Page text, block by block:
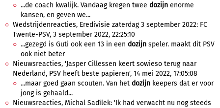
...de coach kwalijk. Vandaag kregen twee dozijn enorme
kansen, en geven we...
Wedstrijdenreacties, Eredivisie zaterdag 3 september 2022: FC
Twente-PSV, 3 september 2022, 22:25:10
...gezegd is Guti ook een 13 in een dozijn speler. maakt dit PSV
ook niet beter
Nieuwsreacties, 'Jasper Cillessen keert sowieso terug naar
Nederland, PSV heeft beste papieren', 14 mei 2022, 17:05:08
...maar goed gaan scouten. Van het dozijn keepers dat er voor
jong is gehaald...
Nieuwsreacties, Michal Sadílek: 'Ik had verwacht nu nog steeds